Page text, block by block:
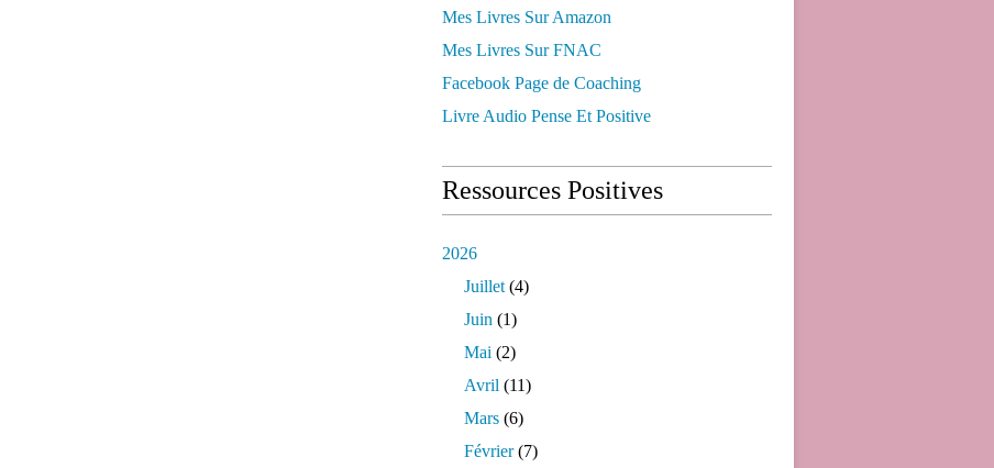
Mes Livres Sur Amazon
Mes Livres Sur FNAC
Facebook Page de Coaching
Livre Audio Pense Et Positive
Ressources Positives
2026
Juillet (4)
Juin (1)
Mai (2)
Avril (11)
Mars (6)
Février(7)